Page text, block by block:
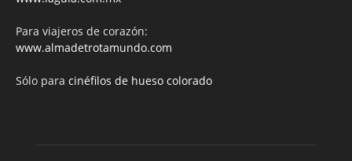
Para viajeros de corazón:
www.almadetrotamundo.com
Sólo para cinéfilos de hueso colorado